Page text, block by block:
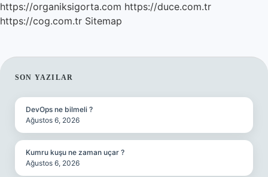
https://organiksigorta.com https://duce.com.tr
https://cog.com.tr Sitemap
SIDEBAR
SON YAZILAR
DevOps ne bilmeli ?
Ağustos 6, 2026
Kumru kuşu ne zaman uçar ?
Ağustos 6, 2026